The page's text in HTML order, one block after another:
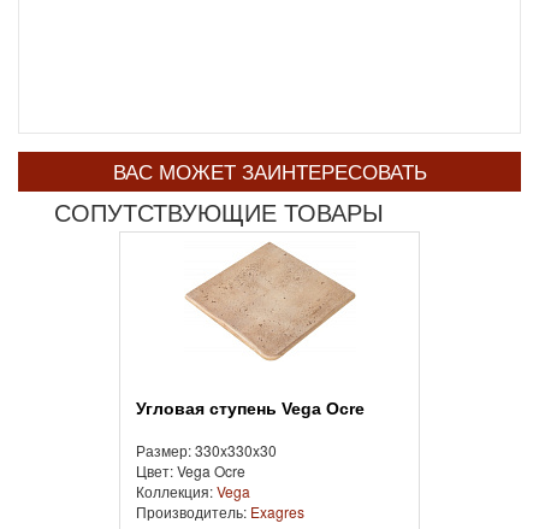
ВАС МОЖЕТ ЗАИНТЕРЕСОВАТЬ
СОПУТСТВУЮЩИЕ ТОВАРЫ
Угловая ступень Vega Ocre
Размер: 330x330x30
Цвет: Vega Ocre
Коллекция:Vega
Производитель: Exagres